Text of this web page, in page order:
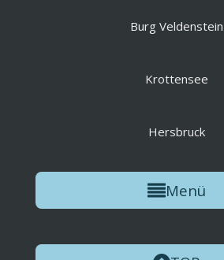
Burg Veldenstein
Krottensee
Hersbruck
Menü